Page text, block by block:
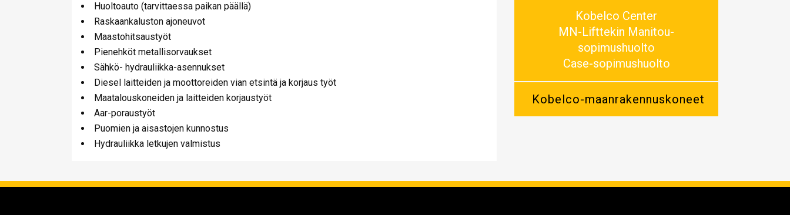
Huoltoauto (tarvittaessa paikan päällä)
Raskaankaluston ajoneuvot
Maastohitsaustyöt
Pienehköt metallisorvaukset
Sähkö- hydrauliikka-asennukset
Diesel laitteiden ja moottoreiden vian etsintä ja korjaus työt
Maatalouskoneiden ja laitteiden korjaustyöt
Aar-poraustyöt
Puomien ja aisastojen kunnostus
Hydrauliikka letkujen valmistus
Kobelco Center
MN-Lifttekin Manitou-
sopimushuolto
Case-sopimushuolto
Kobelco-maan­rakennus­koneet